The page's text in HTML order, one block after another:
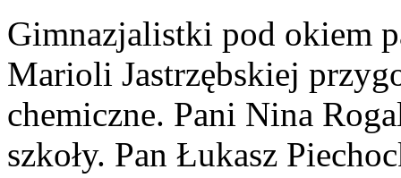
Gimnazjalistki pod okiem
Marioli Jastrzębskiej
chemiczne. Pani Nina
szkoły. Pan Łukasz